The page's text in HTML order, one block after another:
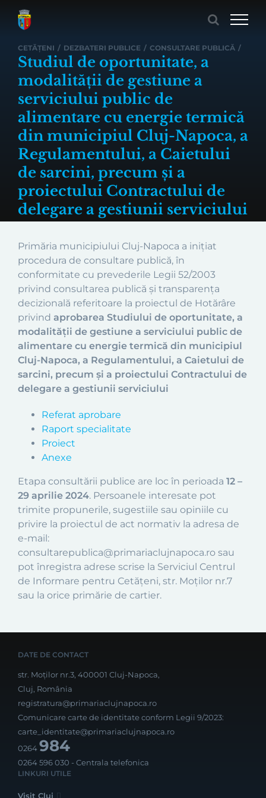
CETĂȚENI / DEZBATERI PUBLICE / CONSULTARE PUBLICĂ /
Studiul de oportunitate, a
modalității de gestiune a
serviciului public de
alimentare cu energie termică
din municipiul Cluj-Napoca, a
Regulamentului, a Caietului
de sarcini, precum și a
proiectului Contractului de
delegare a gestiunii serviciului
Primăria municipiului Cluj-Napoca a inițiat
procedura de consultare publică, în
conformitate cu prevederile Legii 52/2003
privind consultarea publică și transparența
decizională referitoare la proiectul de Hotărâre
privind aprobarea Studiului de oportunitate, a
modalității de gestiune a serviciului public de
alimentare cu energie termică din municipiul
Cluj-Napoca, a Regulamentului, a Caietului de
sarcini, precum și a proiectului Contractului de
delegare a gestiunii serviciului
Referat aprobare
Raport specialitate
Proiect
Anexe
Etapa consultării publice are loc în perioada 12 –
29 aprilie 2024. Persoanele interesate pot
trimite propunerile, sugestiile sau opiniile cu
privire la proiectul de act normativ la adresa de
e-mail:
consultarepublica@primariaclujnapoca.ro sau
pot înregistra adrese scrise la Serviciul Centrul
de Informare pentru Cetățeni, str. Moților nr.7
sau la orice primărie de cartier.
DATE DE CONTACT
str. Moților nr.3, 400001 Cluj-Napoca,
Cluj, România
registratura@primariaclujnapoca.ro
Comunicare carte de identitate conform Legii 9/2023:
carte_identitate@primariaclujnapoca.ro
0264984
0264 596 030 - Centrala telefonica
LINKURI UTILE
Visit Cluj